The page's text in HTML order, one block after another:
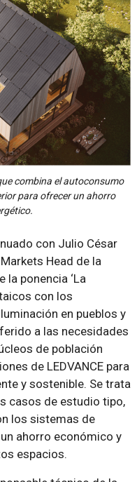
combina el autoconsumo
para ofrecer un ahorro
con Julio César
Head de la
la ponencia ‘La
con los
en pueblos y
a las necesidades
de población
de LEDVANCE para
y sostenible. Se trata
casos de estudio tipo,
los sistemas de
ahorro económico y
espacios.